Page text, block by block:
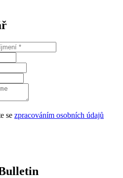
se zpracováním osobních údajů